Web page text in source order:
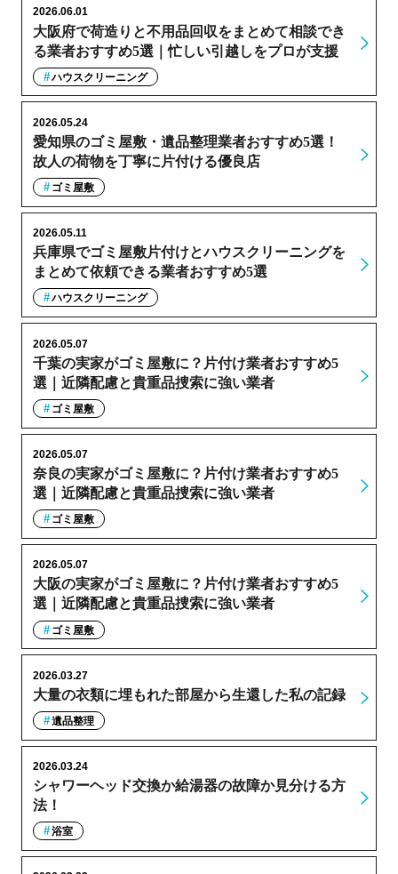
大阪府で荷造りと不用品回収をまとめて相談でき
る業者おすすめ5選｜忙しい引越しをプロが支援
2026.06.01
ハウスクリーニング
愛知県のゴミ屋敷・遺品整理業者おすすめ5選！
故人の荷物を丁寧に片付ける優良店
2026.05.24
ゴミ屋敷
兵庫県でゴミ屋敷片付けとハウスクリーニングを
まとめて依頼できる業者おすすめ5選
2026.05.11
ハウスクリーニング
千葉の実家がゴミ屋敷に？片付け業者おすすめ5
選｜近隣配慮と貴重品捜索に強い業者
2026.05.07
ゴミ屋敷
奈良の実家がゴミ屋敷に？片付け業者おすすめ5
選｜近隣配慮と貴重品捜索に強い業者
2026.05.07
ゴミ屋敷
大阪の実家がゴミ屋敷に？片付け業者おすすめ5
選｜近隣配慮と貴重品捜索に強い業者
2026.05.07
ゴミ屋敷
大量の衣類に埋もれた部屋から生還した私の記録
2026.03.27
遺品整理
シャワーヘッド交換か給湯器の故障か見分ける方
法！
2026.03.24
浴室